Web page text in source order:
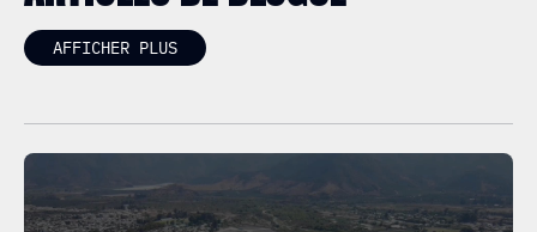
AFFICHER PLUS